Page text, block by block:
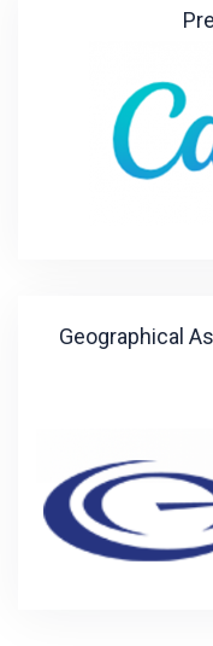
Geographical